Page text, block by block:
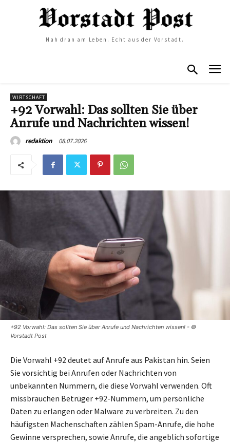
Nah dran am Leben. Echt aus der Vorstadt.
WIRTSCHAFT
+92 Vorwahl: Das sollten Sie über
Anrufe und Nachrichten wissen!
redaktion 08.07.2026
+92 Vorwahl: Das sollten Sie über Anrufe und Nachrichten wissen! - ©
Vorstadt Post
Die Vorwahl +92 deutet auf Anrufe aus Pakistan hin. Seien
Sie vorsichtig bei Anrufen oder Nachrichten von
unbekannten Nummern, die diese Vorwahl verwenden. Oft
missbrauchen Betrüger +92-Nummern, um persönliche
Daten zu erlangen oder Malware zu verbreiten. Zu den
häufigsten Machenschaften zählen Spam-Anrufe, die hohe
Gewinne versprechen, sowie Anrufe, die angeblich sofortige